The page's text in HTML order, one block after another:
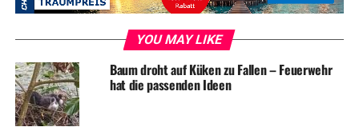
RELATED TOPICS: BLAULICHT DIEBSTAHL
EINBRUCH
Zwei Verletzte nach Unfall
DON'T MISS
Idioten randalieren erneut auf Spielplatz
YOU MAY LIKE
Baum droht auf Küken zu Fallen – Feuerwehr
hat die passenden Ideen